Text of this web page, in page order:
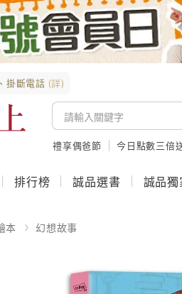
掛斷電話 (詳)
禮享偶爸節 今日點數三倍
排行榜 誠品選書 誠品獨
本 幻想故事